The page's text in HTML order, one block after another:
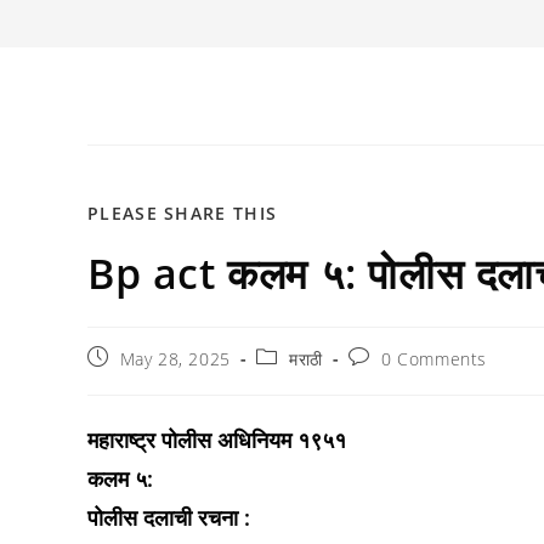
PLEASE SHARE THIS
THIS
Bp act कलम ५: पोलीस
PostMay 28, 2025
Postमराठी
Post0 Comments
महाराष्ट्र पोलीस अधिनियम १९५१
कलम ५:
पोलीस दलाची रचना :